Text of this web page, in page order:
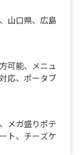
、 山口県、 広島
可能、 メニュ
応、 ポータブ
メガ盛りポテ
ト、チーズケ